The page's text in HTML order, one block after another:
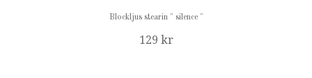
Blockljus stearin " silence "
129 kr